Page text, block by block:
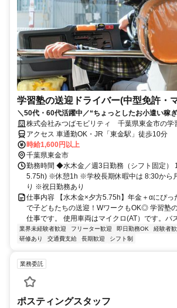
学習塾の送迎ドライバー(中型免許・
＼50代・60代活躍中／“ちょっとしたお小遣い稼
の移動を支える“ちょうどいい”働き方が叶います
株式会社みつばモビリティ 千葉県東金市の学
アクセス 車通勤OK・JR「東金駅」徒歩10分
時給1,600円以上
千葉県東金市
勤務時間 ◆水木金／週3日勤務（シフト固定）
5.75h) ※休憩1h ※学校長期休暇中は 8:30から
り ※祝日勤務あり
仕事内容 【水木金×夕方5.75h】年金＋αにぴっ
で子どもたちの送迎！WワークもOK◎ 学習塾
仕事です。 使用車両はマイクロ(AT）です。バ
業界未経験者歓迎 フリーター歓迎 即日勤務OK 経験者
研修あり
交通費支給 長期歓迎 シフト制
業務委託
ポスティングスタッフ